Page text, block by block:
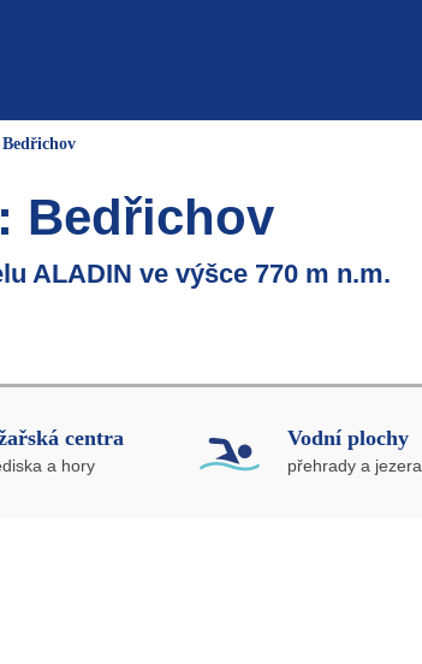
Bedřichov
ALADIN ve výšce 770 m n.m.
centra
a hory
Vodní plochy
přehrady a jezera